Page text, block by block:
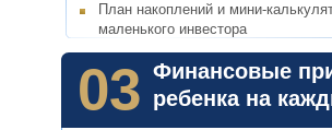
План накоплений и мини-
маленького инвестора
03 Финансовые
ребенка на